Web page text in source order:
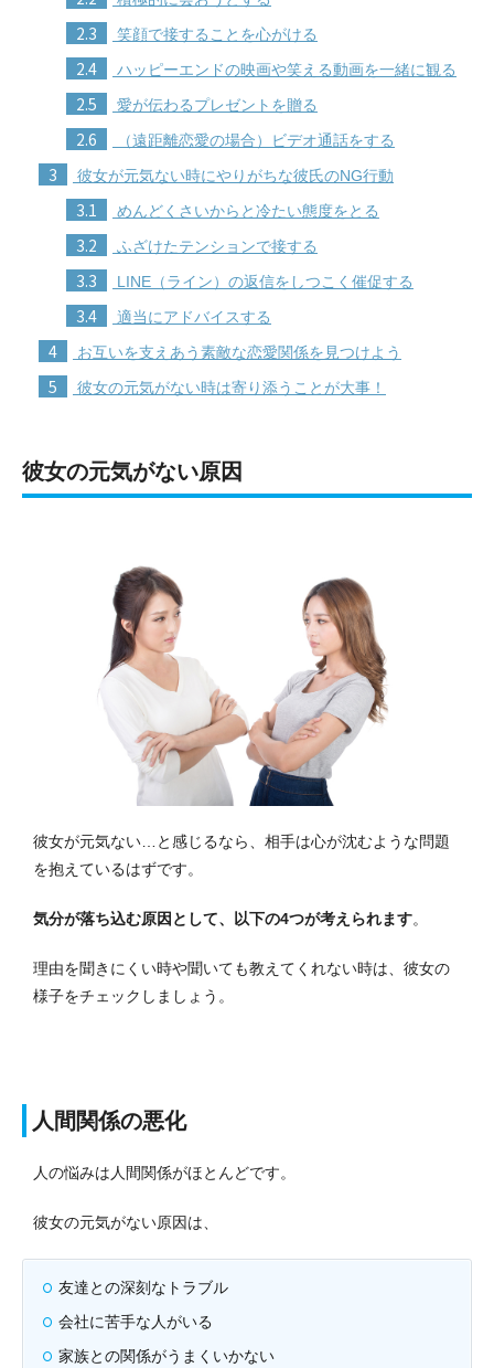
2.3 笑顔で接することを心がける
2.4 ハッピーエンドの映画や笑える動画を一緒に観る
2.5 愛が伝わるプレゼントを贈る
2.6 （遠距離恋愛の場合）ビデオ通話をする
3 彼女が元気ない時にやりがちな彼氏のNG行動
3.1 めんどくさいからと冷たい態度をとる
3.2 ふざけたテンションで接する
3.3 LINE（ライン）の返信をしつこく催促する
3.4 適当にアドバイスする
4 お互いを支えあう素敵な恋愛関係を見つけよう
5 彼女の元気がない時は寄り添うことが大事！
彼女の元気がない原因
彼女が元気ない…と感じるなら、相手は心が沈むような問題
を抱えているはずです。
気分が落ち込む原因として、以下の4つが考えられます。
理由を聞きにくい時や聞いても教えてくれない時は、彼女の
様子をチェックしましょう。
人間関係の悪化
人の悩みは人間関係がほとんどです。
彼女の元気がない原因は、
友達との深刻なトラブル
会社に苦手な人がいる
家族との関係がうまくいかない